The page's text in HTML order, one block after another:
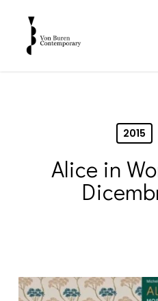
content
2015
Alice in